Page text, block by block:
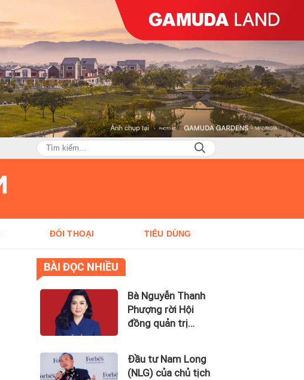
ĐỐI THOẠI TIÊU DÙNG
BÀI ĐỌC NHIỀU
Bà Nguyễn Thanh
Phượng rời Hội
đồng quản trị
Việt (BVBank)
Đầu tư Nam Long
(NLG) của chủ tịch